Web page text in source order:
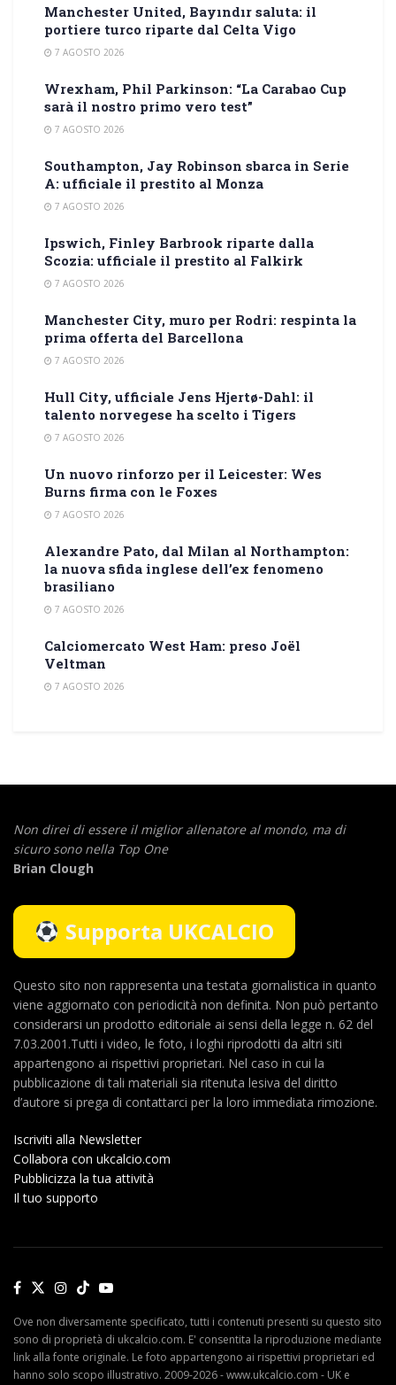
Manchester United, Bayındır saluta: il
portiere turco riparte dal Celta Vigo
7 AGOSTO 2026
Wrexham, Phil Parkinson: “La Carabao Cup
sarà il nostro primo vero test”
7 AGOSTO 2026
Southampton, Jay Robinson sbarca in Serie
A: ufficiale il prestito al Monza
7 AGOSTO 2026
Ipswich, Finley Barbrook riparte dalla
Scozia: ufficiale il prestito al Falkirk
7 AGOSTO 2026
Manchester City, muro per Rodri: respinta la
prima offerta del Barcellona
7 AGOSTO 2026
Hull City, ufficiale Jens Hjertø-Dahl: il
talento norvegese ha scelto i Tigers
7 AGOSTO 2026
Un nuovo rinforzo per il Leicester: Wes
Burns firma con le Foxes
7 AGOSTO 2026
Alexandre Pato, dal Milan al Northampton:
la nuova sfida inglese dell’ex fenomeno
brasiliano
7 AGOSTO 2026
Calciomercato West Ham: preso Joël
Veltman
7 AGOSTO 2026
Non direi di essere il miglior allenatore al mondo, ma di
sicuro sono nella Top One
Brian Clough
Supporta UKCALCIO
Questo sito non rappresenta una testata giornalistica in quanto
viene aggiornato con periodicità non definita. Non può pertanto
considerarsi un prodotto editoriale ai sensi della legge n. 62 del
7.03.2001.Tutti i video, le foto, i loghi riprodotti da altri siti
appartengono ai rispettivi proprietari. Nel caso in cui la
pubblicazione di tali materiali sia ritenuta lesiva del diritto
d’autore si prega di contattarci per la loro immediata rimozione.
Iscriviti alla Newsletter
Collabora con ukcalcio.com
Pubblicizza la tua attività
Il tuo supporto
Ove non diversamente specificato, tutti i contenuti presenti su questo sito
sono di proprietà di ukcalcio.com. E' consentita la riproduzione mediante
link alla fonte originale. Le foto appartengono ai rispettivi proprietari ed
hanno solo scopo illustrativo. 2009-2026 - www.ukcalcio.com - UK e